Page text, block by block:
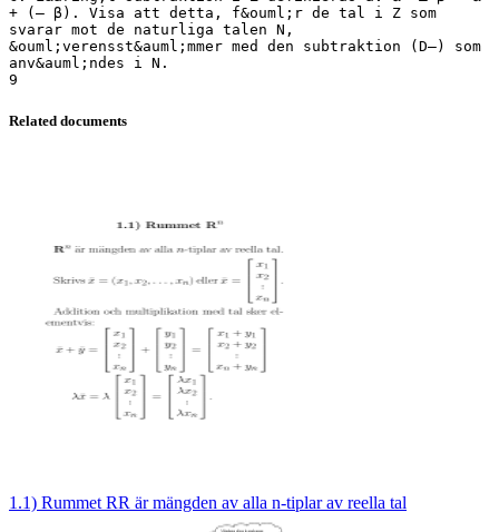
Related documents
1.1) Rummet RR är mängden av alla n-tiplar av reella tal